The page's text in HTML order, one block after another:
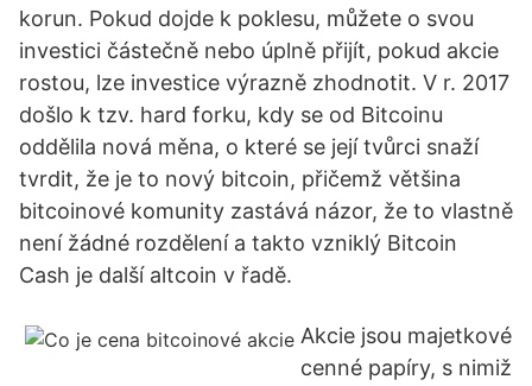
korun. Pokud dojde k poklesu, můžete o svou
investici částečně nebo úplně přijít, pokud akcie
rostou, lze investice výrazně zhodnotit. V r. 2017
došlo k tzv. hard forku, kdy se od Bitcoinu
oddělila nová měna, o které se její tvůrci snaží
tvrdit, že je to nový bitcoin, přičemž většina
bitcoinové komunity zastává názor, že to vlastně
není žádné rozdělení a takto vzniklý Bitcoin
Cash je další altcoin v řadě.
Akcie jsou majetkové
cenné papíry, s nimiž